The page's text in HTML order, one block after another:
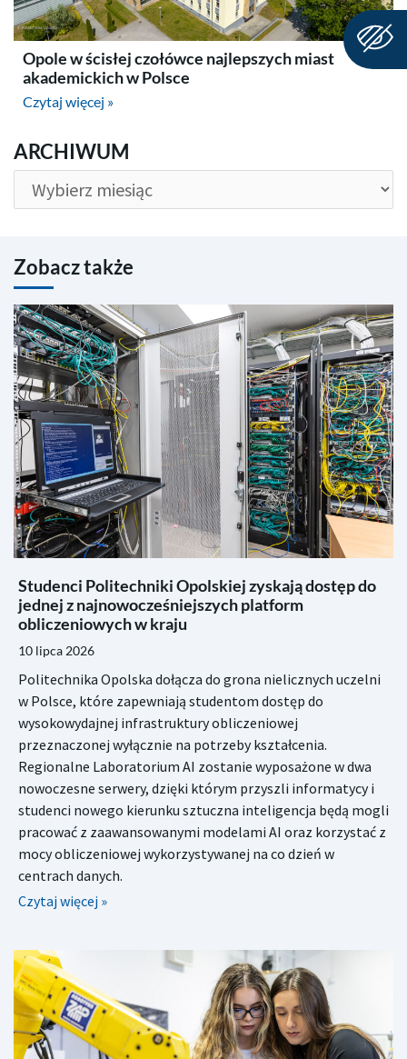
Opole w ścisłej czołówce najlepszych miast
akademickich w Polsce
Czytaj więcej »
ARCHIWUM
ARCHIWUM
Zobacz także
Studenci Politechniki Opolskiej zyskają dostęp do
jednej z najnowocześniejszych platform
obliczeniowych w kraju
10 lipca 2026
Politechnika Opolska dołącza do grona nielicznych uczelni
w Polsce, które zapewniają studentom dostęp do
wysokowydajnej infrastruktury obliczeniowej
przeznaczonej wyłącznie na potrzeby kształcenia.
Regionalne Laboratorium AI zostanie wyposażone w dwa
nowoczesne serwery, dzięki którym przyszli informatycy i
studenci nowego kierunku sztuczna inteligencja będą mogli
pracować z zaawansowanymi modelami AI oraz korzystać z
mocy obliczeniowej wykorzystywanej na co dzień w
centrach danych.
Czytaj więcej »